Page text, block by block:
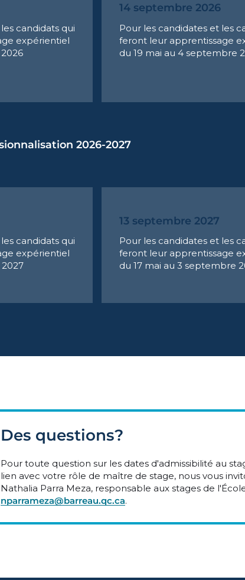
candidats qui
expérientiel
14 septembre 2026
Pour les candidates et les
feront leur apprentissage
du 19 mai au 4 septembre
2026-2027
candidats qui
expérientiel
2027
13 septembre 2027
Pour les candidates et les
feront leur apprentissage
du 17 mai au 3 septembre
Des questions?
Pour toute question sur les dates d'admissibilité au
lien avec votre rôle de maître de stage, nous vous
Nathalia Parra Meza, responsable aux stages de
nparrameza@barreau.qc.ca.